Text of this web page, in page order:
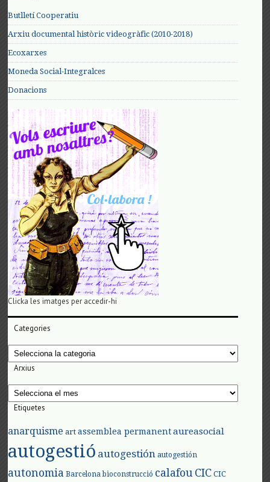
Butlletí Cooperatiu
Arxiu documental històric videogràfic (2010-2018)
Ecoxarxes
Moneda Social-Integralces
Donacions
Clicka les imatges per accedir-hi
Categories
Categories
Arxius
Arxius
Etiquetes
anarquisme art assemblea permanent aureasocial
autogestió autogestión autogestión
autonomia Barcelona bioconstrucció calafouCIC CIC